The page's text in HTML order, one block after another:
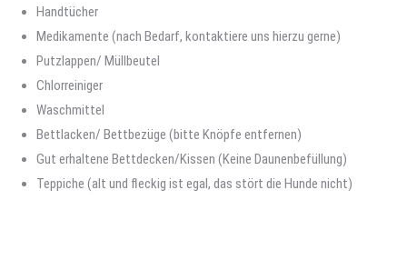
Handtücher
Medikamente (nach Bedarf, kontaktiere uns hierzu gerne)
Putzlappen/ Müllbeutel
Chlorreiniger
Waschmittel
Bettlacken/ Bettbezüge (bitte Knöpfe entfernen)
Gut erhaltene Bettdecken/Kissen (Keine Daunenbefüllung)
Teppiche (alt und fleckig ist egal, das stört die Hunde nicht)